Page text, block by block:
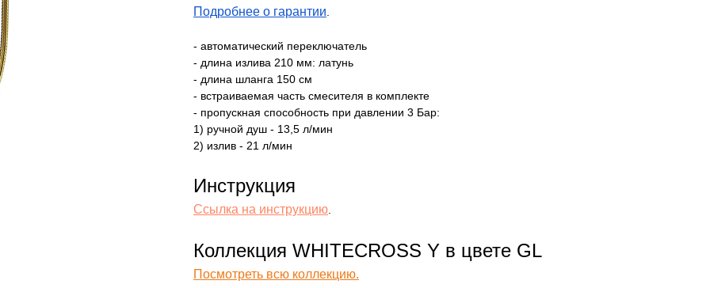
Подробнее о гарантии.
- автоматический переключатель
- длина излива 210 мм: латунь
- длина шланга 150 см
- встраиваемая часть смесителя в комплекте
- пропускная способность при давлении 3 Бар:
1) ручной душ - 13,5 л/мин
2) излив - 21 л/мин
Инструкция
Ссылка на инструкцию.
Коллекция WHITECROSS Y в цвете GL
Посмотреть всю коллекцию.